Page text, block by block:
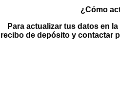
¿Cómo
Para actualizar tus datos en
recibo de depósito y contactar